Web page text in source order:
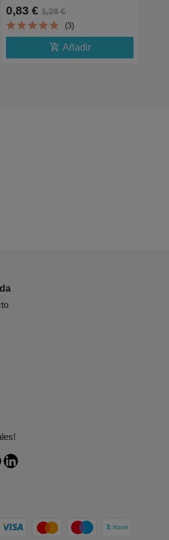
C13T10H24010
0,83 € 1,28 €
(3)
add_shopping_cart Añadir
Instagram
LinkedIn